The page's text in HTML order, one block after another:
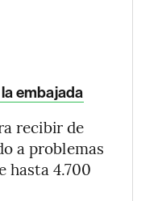
embajada
recibir de
a problemas
hasta 4.700